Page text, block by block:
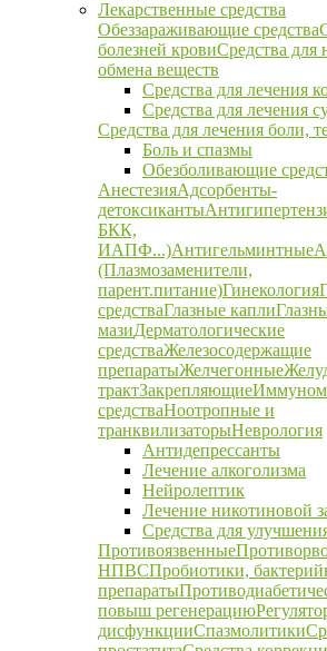
Лекарственные средства
Обеззараживающие средства
болезней кровиСредства для
обмена веществ
Средства для лечения
Средства для лечения
Средства для лечения боли,
Боль и спазмы
Обезболивающие
АнестезияАдсорбенты-
детоксиканты
БКК,
ИАПФ...)Антигельминтные
(Плазмозаменители,
парент.питание)Гинекология
средстваГлазные капли
мазиДерматологические
средстваЖелезосодержащие
препаратыЖелчегонные
трактЗакрепляющие
средстваНоотропные и
транквилизаторыНеврология
Антидепрессанты
Лечение алкоголизма
Нейролептик
Лечение никотиновой
Средства для
Противоязвенные
НПВСПробиотики,
препараты
повыш регенерацию
дисфункцииСпазмолитики